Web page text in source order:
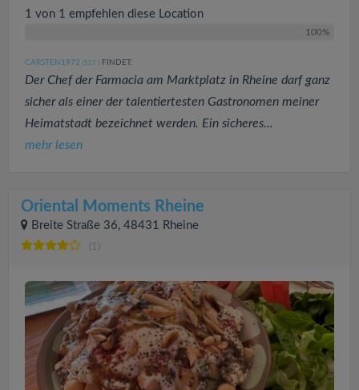
1 von 1 empfehlen diese Location
100%
CARSTEN1972 (517 ) FINDET:
Der Chef der Farmacia am Marktplatz in Rheine darf ganz
sicher als einer der talentiertesten Gastronomen meiner
Heimatstadt bezeichnet werden. Ein sicheres...
mehr lesen
Oriental Moments Rheine
Breite Straße 36, 48431 Rheine
(1)